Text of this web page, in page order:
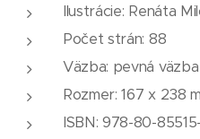
Ilustrácie: Renáta
Počet strán: 88
Väzba: pevná väzba
Rozmer: 167 x 238
ISBN: 978-80-